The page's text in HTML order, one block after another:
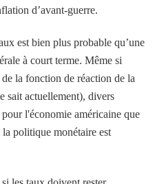
d’avant-guerre.
est bien plus probable qu’une
à court terme. Même si
la fonction de réaction de la
sait actuellement), divers
l'économie américaine que
politique monétaire est